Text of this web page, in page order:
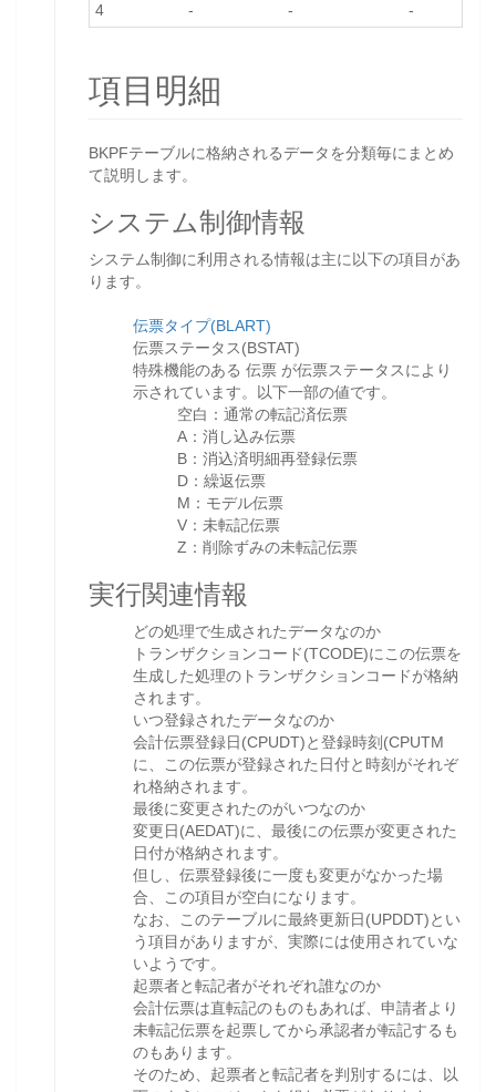
4
- - -
項目明細
BKPFテーブルに格納されるデータを分類毎にまとめ
て説明します。
システム制御情報
システム制御に利用される情報は主に以下の項目があ
ります。
伝票タイプ(BLART)
伝票ステータス(BSTAT)
特殊機能のある 伝票 が伝票ステータスにより
示されています。以下一部の値です。
空白：通常の転記済伝票
A：消し込み伝票
B：消込済明細再登録伝票
D：繰返伝票
M：モデル伝票
V：未転記伝票
Z：削除ずみの未転記伝票
実行関連情報
どの処理で生成されたデータなのか
トランザクションコード(TCODE)にこの伝票を
生成した処理のトランザクションコードが格納
されます。
いつ登録されたデータなのか
会計伝票登録日(CPUDT)と登録時刻(CPUTM
に、この伝票が登録された日付と時刻がそれぞ
れ格納されます。
最後に変更されたのがいつなのか
変更日(AEDAT)に、最後にの伝票が変更された
日付が格納されます。
但し、伝票登録後に一度も変更がなかった場
合、この項目が空白になります。
なお、このテーブルに最終更新日(UPDDT)とい
う項目がありますが、実際には使用されていな
いようです。
起票者と転記者がそれぞれ誰なのか
会計伝票は直転記のものもあれば、申請者より
未転記伝票を起票してから承認者が転記するも
のもあります。
そのため、起票者と転記者を判別するには、以